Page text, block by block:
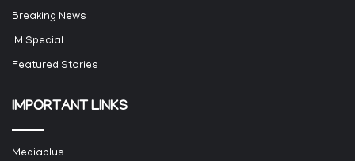
Breaking News
IM Special
Featured Stories
IMPORTANT LINKS
Mediaplus